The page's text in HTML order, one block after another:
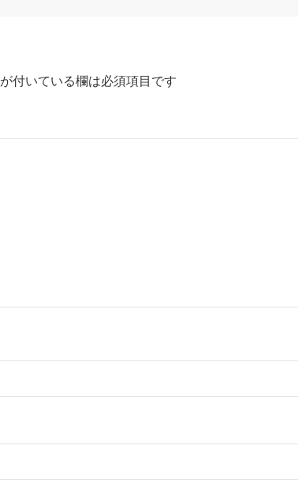
が付いている欄は必須項目です